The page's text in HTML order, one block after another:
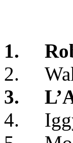
1.
2.
3.
4.